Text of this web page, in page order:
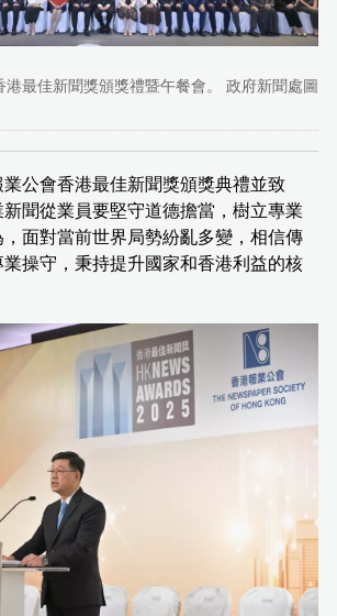
最佳新聞獎頒獎禮暨午餐會。 政府新聞處圖
公會香港最佳新聞獎頒獎典禮並致
聞從業員要堅守道德擔當，樹立專業
面對當前世界局勢紛亂多變，相信傳
操守，秉持提升國家和香港利益的核